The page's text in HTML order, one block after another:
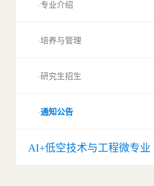
·专业介绍
·培养与管理
·研究生招生
·通知公告
AI+低空技术与工程微专业